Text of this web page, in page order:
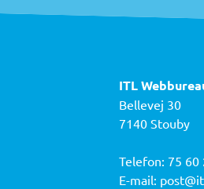
ITL
Bellevej 30
7140 Stouby
Telefon: 75 60
E-mail: